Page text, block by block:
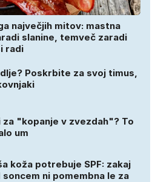
največjih mitov: mastna
slanine, temveč zaradi
radi
Poskrbite za svoj timus,
za "kopanje v zvezdah"? To
um
koža potrebuje SPF: zakaj
ni pomembna le za